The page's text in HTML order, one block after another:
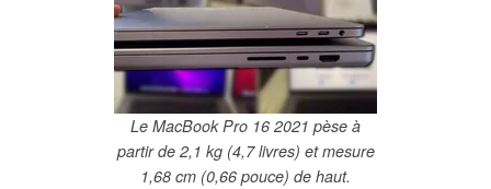
Le MacBook Pro 16 2021 pèse à
partir de 2,1 kg (4,7 livres) et mesure
1,68 cm (0,66 pouce) de haut.